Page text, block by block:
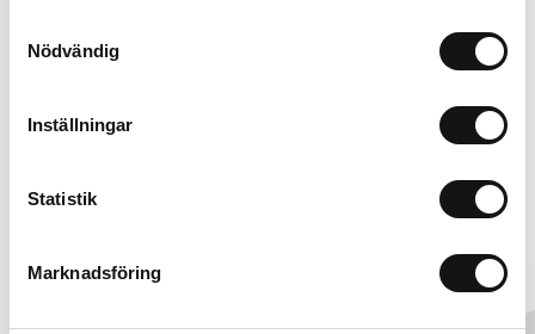
Nödvändig
Inställningar
Statistik
Marknadsföring
399 SEK
In den Warenkorb legen
Alternativen
MagSafe Fit